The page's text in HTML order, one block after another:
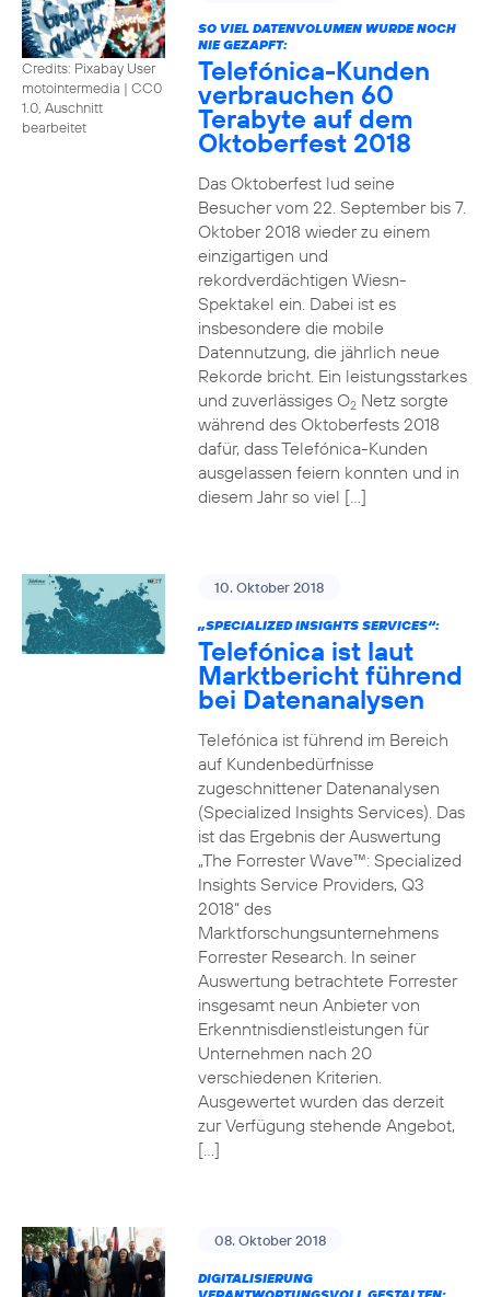
Credits: Pixabay User
motointermedia | CC0
1.0, Auschnitt
bearbeitet
SO VIEL DATENVOLUMEN WURDE NOCH
NIE GEZAPFT:
Telefónica-Kunden
verbrauchen 60
Terabyte auf dem
Oktoberfest 2018
Das Oktoberfest lud seine
Besucher vom 22. September bis 7.
Oktober 2018 wieder zu einem
einzigartigen und
rekordverdächtigen Wiesn-
Spektakel ein. Dabei ist es
insbesondere die mobile
Datennutzung, die jährlich neue
Rekorde bricht. Ein leistungsstarkes
und zuverlässiges O2Netz sorgte
während des Oktoberfests 2018
dafür, dass Telefónica-Kunden
ausgelassen feiern konnten und in
diesem Jahr so viel […]
10. Oktober 2018
„SPECIALIZED INSIGHTS SERVICES“:
Telefónica ist laut
Marktbericht führend
bei Datenanalysen
Telefónica ist führend im Bereich
auf Kundenbedürfnisse
zugeschnittener Datenanalysen
(Specialized Insights Services). Das
ist das Ergebnis der Auswertung
„The Forrester Wave™: Specialized
Insights Service Providers, Q3
2018“ des
Marktforschungsunternehmens
Forrester Research. In seiner
Auswertung betrachtete Forrester
insgesamt neun Anbieter von
Erkenntnisdienstleistungen für
Unternehmen nach 20
verschiedenen Kriterien.
Ausgewertet wurden das derzeit
zur Verfügung stehende Angebot,
[…]
08. Oktober 2018
DIGITALISIERUNG